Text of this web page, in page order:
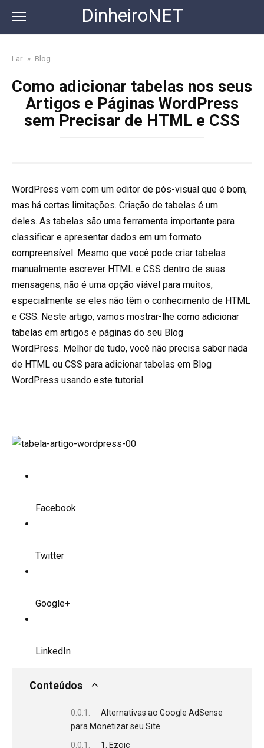
content
DinheiroNET
Lar » Blog
Como adicionar tabelas nos seus
Artigos e Páginas WordPress
sem Precisar de HTML e CSS
WordPress vem com um editor de pós-visual que é bom,
mas há certas limitações. Criação de tabelas é um
deles. As tabelas são uma ferramenta importante para
classificar e apresentar dados em um formato
compreensível. Mesmo que você pode criar tabelas
manualmente escrever HTML e CSS dentro de suas
mensagens, não é uma opção viável para muitos,
especialmente se eles não têm o conhecimento de HTML
e CSS. Neste artigo, vamos mostrar-lhe como adicionar
tabelas em artigos e páginas do seu Blog
WordPress. Melhor de tudo, você não precisa saber nada
de HTML ou CSS para adicionar tabelas em Blog
WordPress usando este tutorial.
Facebook
Twitter
Google+
LinkedIn
Conteúdos
Alternativas ao Google AdSense
para Monetizar seu Site
1. Ezoic